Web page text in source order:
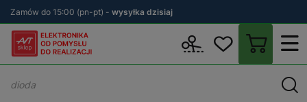
Zamów do 15:00 (pn-pt) - wysyłka dzisiaj
Przewody